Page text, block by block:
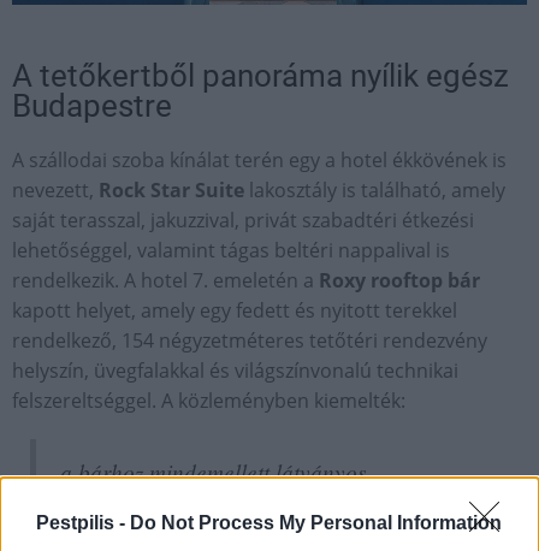
Pestpilis - Do Not Process My Personal Information
A tetőkertből panoráma nyílik egész
Budapestre
A szállodai szoba kínálat terén egy a hotel ékkövének is
nevezett, Rock Star Suite lakosztály is található, amely
saját terasszal, jakuzzival, privát szabadtéri étkezési
lehetőséggel, valamint tágas beltéri nappalival is
rendelkezik. A hotel 7. emeletén a Roxy rooftop bár
kapott helyet, amely egy fedett és nyitott terekkel
rendelkező, 154 négyzetméteres tetőtéri rendezvény
helyszín, üvegfalakkal és világszínvonalú technikai
felszereltséggel. A közleményben kiemelték:
a bárhoz mindemellett látványos
tetőkertből akár a Bazilikát, a Citadellát és